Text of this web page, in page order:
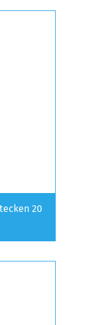
20